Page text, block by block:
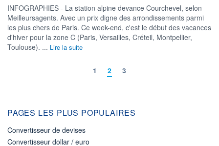
INFOGRAPHIES - La station alpine devance Courchevel, selon
Meilleursagents. Avec un prix digne des arrondissements parmi
les plus chers de Paris. Ce week-end, c'est le début des vacances
d'hiver pour la zone C (Paris, Versailles, Créteil, Montpellier,
Toulouse). ... Lire la suite
1 2 3
PAGES LES PLUS POPULAIRES
Convertisseur de devises
Convertisseur dollar / euro